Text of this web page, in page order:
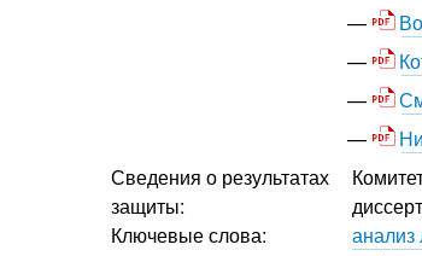
Сведения о результатах
защиты:
Ключевые слова:
анализ